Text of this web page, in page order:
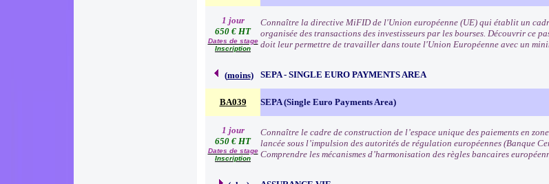
1 jour
650 € HT
Dates de stage
Inscription
Connaître la directive MiFID de l'Union européenne (UE) qui établit un
organisée des transactions des investisseurs par les bourses. Découvrir ce
doit leur permettre de travailler dans toute l'Union Européenne avec un
(moins) SEPA - SINGLE EURO PAYMENTS AREA
BA039 SEPA (Single Euro Payments Area)
1 jour
650 € HT
Dates de stage
Inscription
Connaître le cadre de construction de l’espace unique des paiements en
lancée sous l’impulsion des autorités de régulation européennes (Banque
Comprendre les mécanismes d’harmonisation des règles bancaires